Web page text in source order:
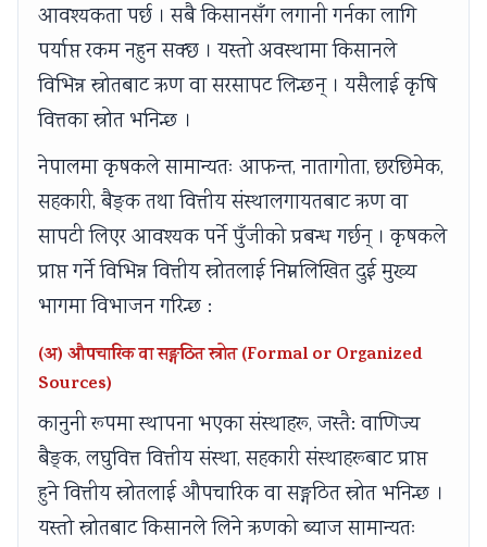
आवश्यकता पर्छ । सबै किसानसँग लगानी गर्नका लागि
पर्याप्त रकम नहुन सक्छ । यस्तो अवस्थामा किसानले
विभिन्न स्रोतबाट ऋण वा सरसापट लिन्छन् । यसैलाई कृषि
वित्तका स्रोत भनिन्छ ।
नेपालमा कृषकले सामान्यतः आफन्त, नातागोता, छरछिमेक,
सहकारी, बैङ्क तथा वित्तीय संस्थालगायतबाट ऋण वा
सापटी लिएर आवश्यक पर्ने पुँजीको प्रबन्ध गर्छन् । कृषकले
प्राप्त गर्ने विभिन्न वित्तीय स्रोतलाई निम्नलिखित दुई मुख्य
भागमा विभाजन गरिन्छ :
(अ) औपचारिक वा सङ्गठित स्रोत (Formal or Organized
Sources)
कानुनी रूपमा स्थापना भएका संस्थाहरू, जस्तै: वाणिज्य
बैङ्क, लघुवित्त वित्तीय संस्था, सहकारी संस्थाहरूबाट प्राप्त
हुने वित्तीय स्रोतलाई औपचारिक वा सङ्गठित स्रोत भनिन्छ ।
यस्तो स्रोतबाट किसानले लिने ऋणको ब्याज सामान्यतः